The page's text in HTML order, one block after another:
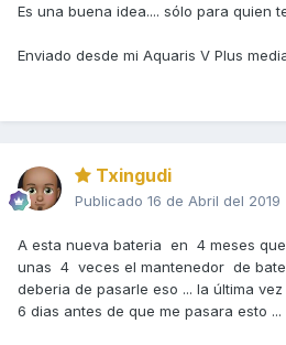
Es una buena idea.... sólo para quien
Enviado desde mi Aquaris V Plus
Txingudi
Publicado 16 de Abril del 2019
A esta nueva bateria en 4 meses
unas 4 veces el mantenedor de
deberia de pasarle eso ... la última
6 dias antes de que me pasara esto ...